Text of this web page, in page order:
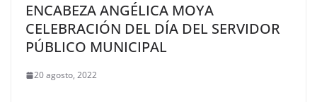
ENCABEZA ANGÉLICA MOYA
CELEBRACIÓN DEL DÍA DEL SERVIDOR
PÚBLICO MUNICIPAL
20 agosto, 2022